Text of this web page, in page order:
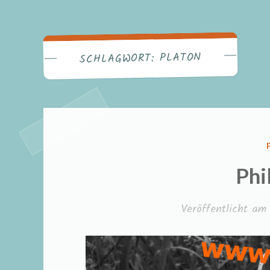
SCHLAGWORT:PLATON
Veröffentlicht am